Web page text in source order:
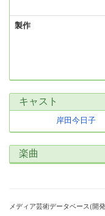
製作
キャスト
岸田今日子
楽曲
メディア芸術データベース(開